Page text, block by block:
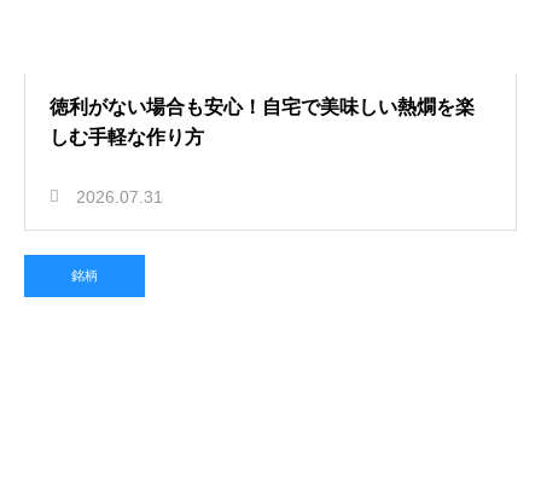
徳利がない場合も安心！自宅で美味しい熱燗を楽
しむ手軽な作り方
2026.07.31
銘柄